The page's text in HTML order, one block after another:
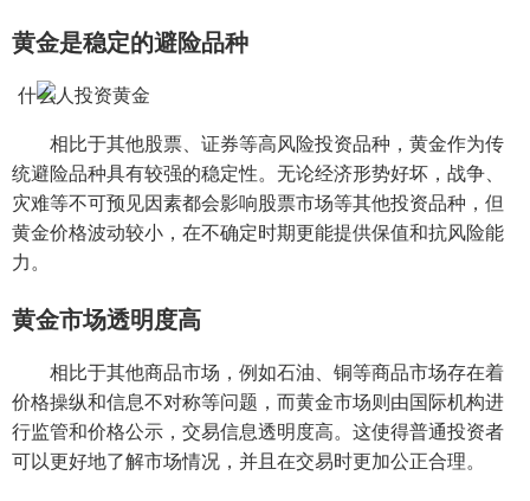
黄金是稳定的避险品种
相比于其他股票、证券等高风险投资品种，黄金作为传
统避险品种具有较强的稳定性。无论经济形势好坏，战争、
灾难等不可预见因素都会影响股票市场等其他投资品种，但
黄金价格波动较小，在不确定时期更能提供保值和抗风险能
力。
黄金市场透明度高
相比于其他商品市场，例如石油、铜等商品市场存在着
价格操纵和信息不对称等问题，而黄金市场则由国际机构进
行监管和价格公示，交易信息透明度高。这使得普通投资者
可以更好地了解市场情况，并且在交易时更加公正合理。